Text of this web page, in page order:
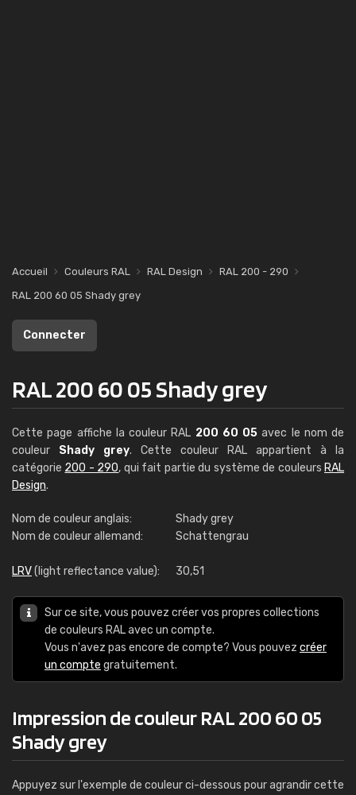
Accueil Couleurs RAL RAL Design
RAL 200 - 290
RAL 200 60 05 Shady grey
Connecter
RAL 200 60 05 Shady grey
Cette page affiche la couleur RAL 200 60 05 avec le nom de
couleur Shady grey. Cette couleur RAL appartient à la
catégorie 200 - 290, qui fait partie du système de couleurs RAL
Design.
Nom de couleur anglais:
Shady grey
Nom de couleur allemand:
Schattengrau
LRV(light reflectance value): 30,51
Sur ce site, vous pouvez créer vos propres collections
de couleurs RAL avec un compte.
Vous n'avez pas encore de compte? Vous pouvez créer
un compte gratuitement.
Impression de couleur RAL 200 60 05
Shady grey
Appuyez sur l'exemple de couleur ci-dessous pour agrandir cette